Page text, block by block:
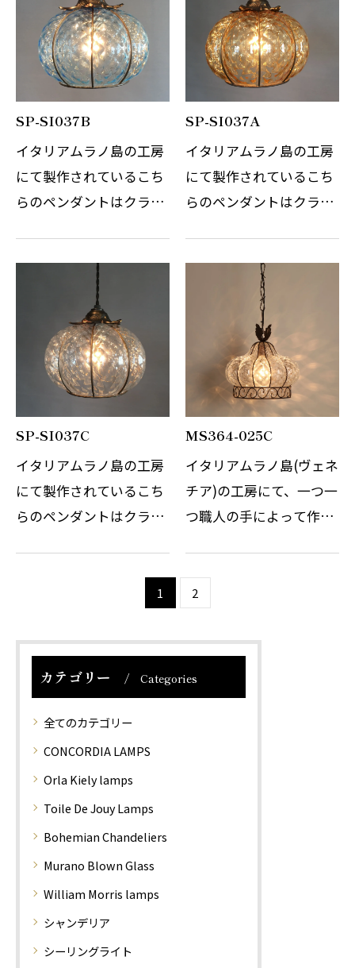
はダクトレールにご使用
がお奨めで…
はダクトレールにご使用
がお奨めで…
SP-SI037B
イタリアムラノ島の工房
にて製作されているこち
らのペンダントはクラシ
BALOTONと称してガラ
スに鱗のような凹凸をつ
け、一つ一つ吹きガラス
にて製作されています。
SP-SI037A
イタリアムラノ島の工房
にて製作されているこち
らのペンダントはクラシ
BALOTONと称してガラ
スに鱗のような凹凸をつ
け、一つ一つ吹きガラス
にて製作されています。
SP-SI037C
イタリアムラノ島の工房
にて製作されているこち
らのペンダントはクラシ
BALOTONと称してガラ
け、一つ一つ吹きガラス
にて製作されています。
そ…
MS364-025C
イタリアムラノ島(ヴェネ
チア)の工房にて、一つ一
つ職人の手によって作ら
統的なこの工法は、ガラ
も存在感のあるガラス製
1 2
カテゴリー Categories
全てのカテゴリー
CONCORDIA LAMPS
Orla Kiely lamps
Toile De Jouy Lamps
Bohemian Chandeliers
Murano Blown Glass
William Morris lamps
シャンデリア
シーリングライト